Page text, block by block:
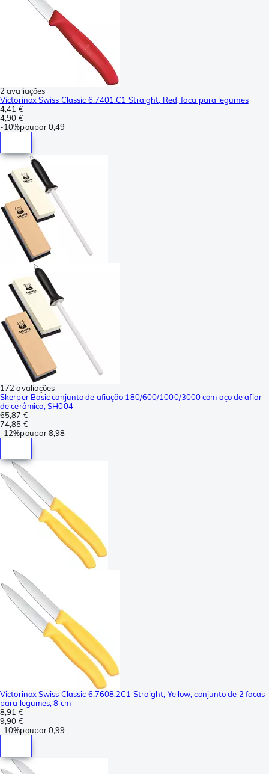
2 avaliações
Victorinox Swiss Classic 6.7401.C1 Straight, Red, faca para legumes
4,41 €
4,90 €
-10%poupar0,49
172 avaliações
Skerper Basic conjunto de afiação 180/600/1000/3000 com aço de afiar
de cerâmica, SH004
65,87 €
74,85 €
-12%poupar8,98
Victorinox Swiss Classic 6.7608.2C1 Straight, Yellow, conjunto de 2 facas
para legumes, 8 cm
8,91 €
9,90 €
-10%poupar0,99